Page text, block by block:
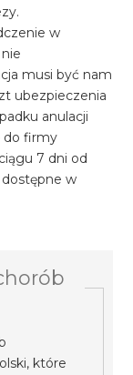
w
musi być nam
ubezpieczenia
anulacji
do firmy
7 dni od
dostępne w
które